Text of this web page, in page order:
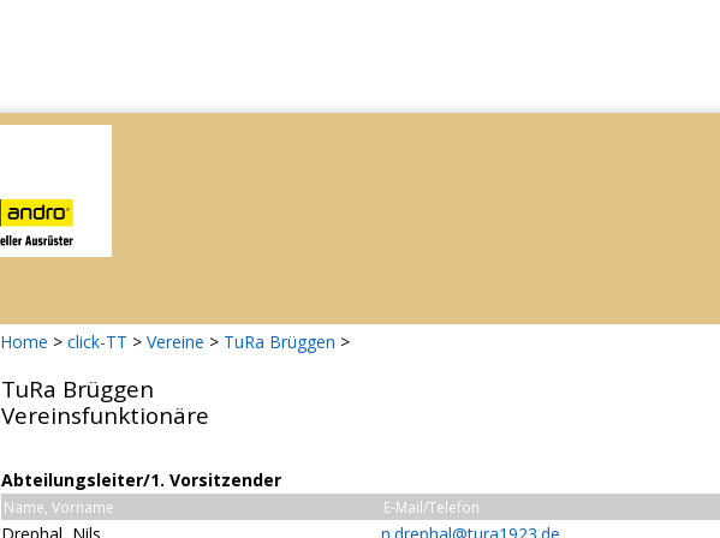
Home > click-TT > Vereine > TuRa Brüggen >
TuRa Brüggen
Vereinsfunktionäre
Abteilungsleiter/1. Vorsitzender
Name, Vorname E-Mail/Telefon